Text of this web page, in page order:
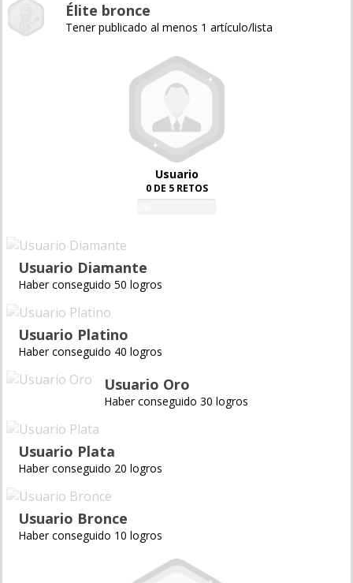
Élite bronce
Tener publicado al menos 1 artículo/lista
Usuario
0 DE 5 RETOS
Usuario Diamante
Haber conseguido 50 logros
Usuario Platino
Haber conseguido 40 logros
Usuario Oro
Haber conseguido 30 logros
Usuario Plata
Haber conseguido 20 logros
Usuario Bronce
Haber conseguido 10 logros